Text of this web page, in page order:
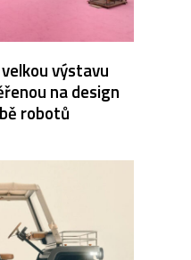
výstavu
na design
robotů